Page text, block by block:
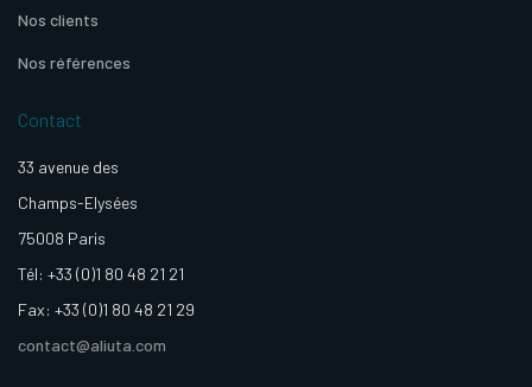
Nos clients
Nos références
Contact
33 avenue des
Champs-Elysées
75008 Paris
Tél: +33 (0)1 80 48 21 21
Fax: +33 (0)1 80 48 21 29
contact@aliuta.com